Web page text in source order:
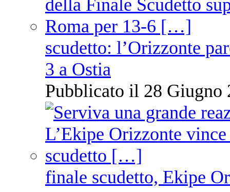
scudetto: l’Orizzonte
3 a Ostia
Pubblicato il 28 Giugno
finale scudetto, Ekipe